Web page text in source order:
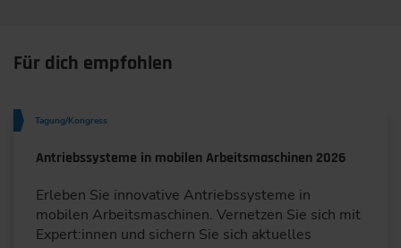
Für dich empfohlen
Tagung/Kongress
Antriebssysteme in mobilen Arbeitsmaschinen 2026
Erleben Sie innovative Antriebssysteme in
mobilen Arbeitsmaschinen. Vernetzen Sie sich mit
Expert:innen und sichern Sie sich aktuelles